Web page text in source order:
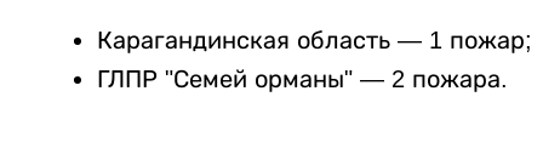
Карагандинская область — 1 пожар;
ГЛПР "Семей орманы" — 2 пожара.